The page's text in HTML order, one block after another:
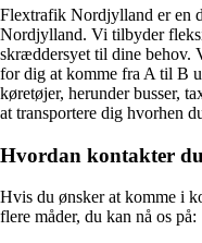
Flextrafik Nordjylland er en
Nordjylland. Vi tilbyder
skræddersyet til dine behov.
for dig at komme fra A til B
køretøjer, herunder busser,
at transportere dig hvorhen
Hvordan kontakter
Hvis du ønsker at komme i
flere måder, du kan nå os på: